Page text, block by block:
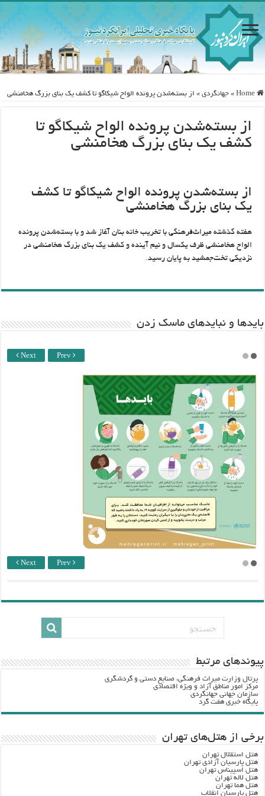
Home
» جهانگردی » از بسته‌شدن پرونده الواح شیکاگو تا کشف یک بنای بزرگ هخامنشی
از بسته‌شدن پرونده الواح شیکاگو تا
کشف یک بنای بزرگ هخامنشی
از بسته‌شدن پرونده الواح شیکاگو تا کشف
یک بنای بزرگ هخامنشی
هفته گذشته میراث‌فرهنگی با تخریب خانه بنان آغاز شد و با بسته‌شدن پرونده
الواح هخامنشی ظرف یکسال و نیم‌ آینده و کشف یک بنای بزرگ هخامنشی در
نزدیکی تخت‌جمشید به‌ پایان رسید.
باید‌ها و نبایدهای ماسک زدن
Next Prev
Next Prev
پيوندهاي مرتبط
پرتال وزارت ميراث فرهنگي، صنایع دستی و گردشگري
مرکز امور مناطق آزاد و ویژه اقتصادی
سازمان جهانی جهانگردی
پایگاه خبری هفت گرد
برخی از هتل‌های تهران
هتل استقلال تهران
هتل پارسیان آزادی تهران
هتل اسپیناس تهران
هتل لاله تهران
هتل هما تهران
هتل پارسیان انقلاب